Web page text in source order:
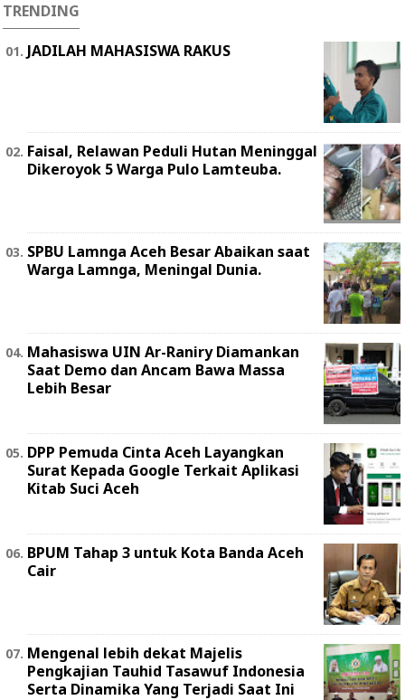
TRENDING
JADILAH MAHASISWA RAKUS
Faisal, Relawan Peduli Hutan Meninggal
Dikeroyok 5 Warga Pulo Lamteuba.
SPBU Lamnga Aceh Besar Abaikan saat
Warga Lamnga, Meningal Dunia.
Mahasiswa UIN Ar-Raniry Diamankan
Saat Demo dan Ancam Bawa Massa
Lebih Besar
DPP Pemuda Cinta Aceh Layangkan
Surat Kepada Google Terkait Aplikasi
Kitab Suci Aceh
BPUM Tahap 3 untuk Kota Banda Aceh
Cair
Mengenal lebih dekat Majelis
Pengkajian Tauhid Tasawuf Indonesia
Serta Dinamika Yang Terjadi Saat Ini